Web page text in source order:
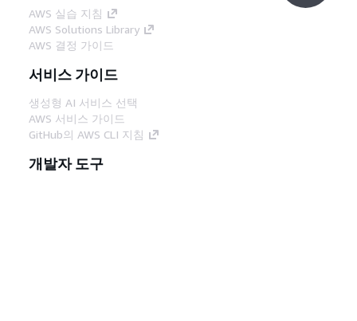
AWS 실습 지침
AWS Solutions Library
AWS 결정 가이드
서비스 가이드
생성형 AI 서비스 선택
AWS 서비스 가이드
GitHub의 AWS CLI 지침
개발자 도구